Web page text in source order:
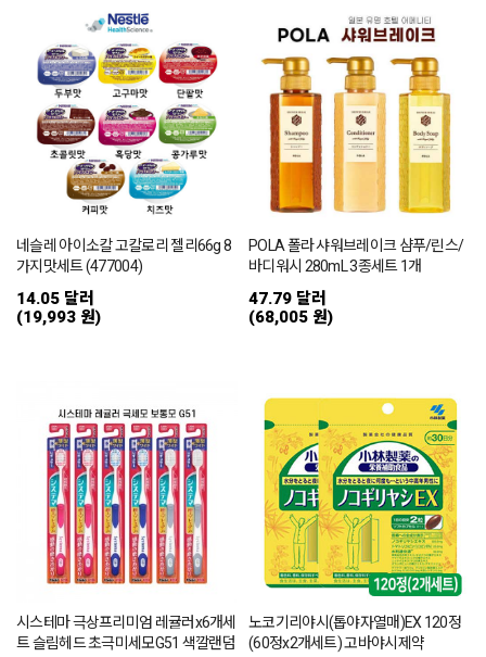
네슬레 아이소칼 고칼로리 젤리66g 8
가지맛세트 (477004)
14.05 달러
(19,993 원)
POLA 폴라 샤워브레이크 샴푸/린스/
바디워시 280mL 3종세트 1개
47.79 달러
(68,005 원)
시스테마 극상프리미엄 레귤러x6개세
트 슬림헤드 초극미세모G51 색깔랜덤
노코기리야시(톱야자열매)EX 120정
(60정x2개세트) 고바야시제약